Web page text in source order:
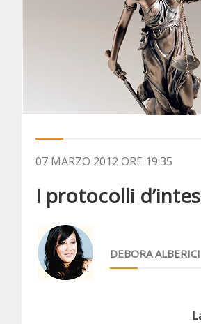
07 MARZO 2012 ORE 19:35
I protocolli
DEBORA ALBERICI